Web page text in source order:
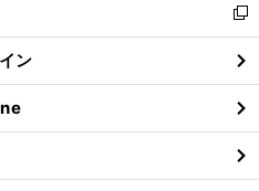
閉
る
新
し
い
ウ
ィ
ン
ド
ウ
ン